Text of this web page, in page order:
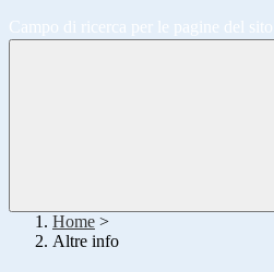
Campo di ricerca per le pagine del sito
Home >
Altre info